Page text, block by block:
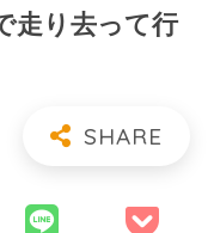
走り去って行